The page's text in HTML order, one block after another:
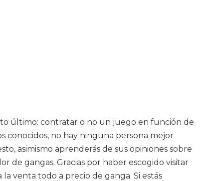
último: contratar o no un juego en función de
conocidos, no hay ninguna persona mejor
asimismo aprenderás de sus opiniones sobre
de gangas. Gracias por haber escogido visitar
venta todo a precio de ganga. Si estás